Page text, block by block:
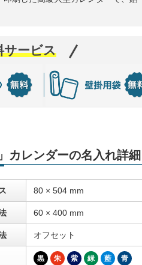
サービス
カレンダーの名入れ詳細
80 × 504 mm
60 × 400 mm
オフセット
黒 朱 紫 緑 藍 青